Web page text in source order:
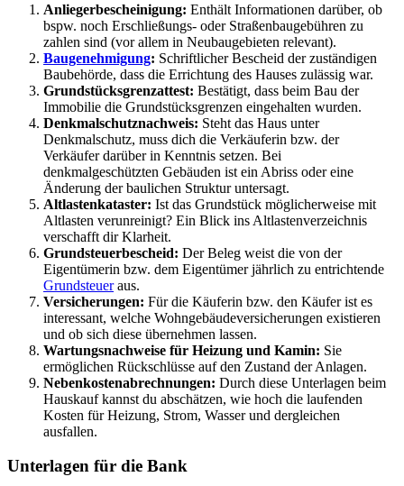
Anliegerbescheinigung: Enthält Informationen darüber, ob
bspw. noch Erschließungs- oder Straßenbaugebühren zu
zahlen sind (vor allem in Neubaugebieten relevant).
Baugenehmigung: Schriftlicher Bescheid der zuständigen
Baubehörde, dass die Errichtung des Hauses zulässig war.
Grundstücksgrenzattest: Bestätigt, dass beim Bau der
Immobilie die Grundstücksgrenzen eingehalten wurden.
Denkmalschutznachweis: Steht das Haus unter
Denkmalschutz, muss dich die Verkäuferin bzw. der
Verkäufer darüber in Kenntnis setzen. Bei
denkmalgeschützten Gebäuden ist ein Abriss oder eine
Änderung der baulichen Struktur untersagt.
Altlastenkataster: Ist das Grundstück möglicherweise mit
Altlasten verunreinigt? Ein Blick ins Altlastenverzeichnis
verschafft dir Klarheit.
Grundsteuerbescheid: Der Beleg weist die von der
Eigentümerin bzw. dem Eigentümer jährlich zu entrichtende
Grundsteueraus.
Versicherungen: Für die Käuferin bzw. den Käufer ist es
interessant, welche Wohngebäudeversicherungen existieren
und ob sich diese übernehmen lassen.
Wartungsnachweise für Heizung und Kamin: Sie
ermöglichen Rückschlüsse auf den Zustand der Anlagen.
Nebenkostenabrechnungen: Durch diese Unterlagen beim
Hauskauf kannst du abschätzen, wie hoch die laufenden
Kosten für Heizung, Strom, Wasser und dergleichen
ausfallen.
Unterlagen für die Bank